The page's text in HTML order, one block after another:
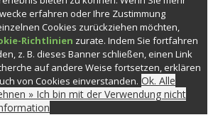
erfahren oder Ihre Zustimmung
Cookies zurückziehen möchten,
Richtlinien zurate. Indem Sie fortfahren
z. B. dieses Banner schließen, einen Link
auf andere Weise fortsetzen, erklären
von Cookies einverstanden. Ok. Alle
» Ich bin mit der Verwendung nicht